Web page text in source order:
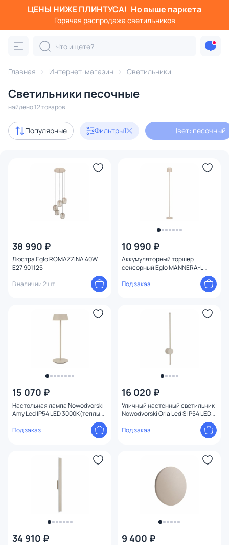
ЦЕНЫ НИЖЕ ПЛИНТУСА! Но выше паркета
Горячая распродажа светильников
Главная Интернет-магазин Светильники
Светильники песочные
найдено 12 товаров
Популярные Фильтры1 Цвет: песочный
38 990 ₽
Люстра Eglo ROMAZZINA 40W
E27 901125
В наличии 2 шт.
10 990 ₽
Аккумуляторный торшер
сенсорный Eglo MANNERA-L
влагозащищенный, LED, теплый
свет (2434К), 4,3W 901752
Под заказ
15 070 ₽
Настольная лампа Nowodvorski
Amy Led IP54 LED 3000К(теплый)
Под заказ
16 020 ₽
Уличный настенный светильник
Nowodvorski Orla Led S IP54 LED
Под заказ
34 910 ₽ 9 400 ₽
Фильтры
Категория:
Люстры Подвесные светильники
В наличии 1
Форма плафона